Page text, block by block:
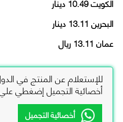
البحرين 13.11دينار
عمان 13.11ريال
للإستعلام عن المنتج في
أخصائية التجميل إضغطي
أخصائية التجميل